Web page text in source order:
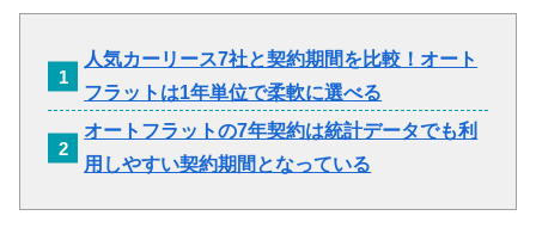
人気カーリース7社と契約期間を比較！オート
フラットは1年単位で柔軟に選べる
オートフラットの7年契約は統計データでも利
用しやすい契約期間となっている